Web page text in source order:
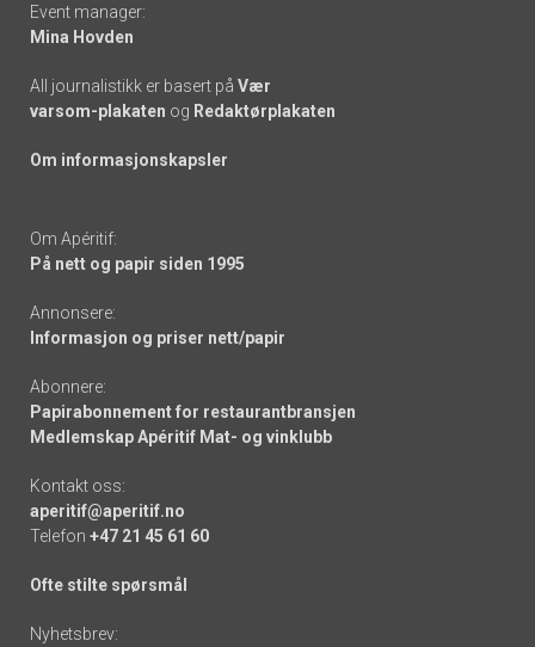
Event manager:
Mina Hovden
All journalistikk er basert på Vær
varsom-plakaten og Redaktørplakaten
Om informasjonskapsler
Om Apéritif:
På nett og papir siden 1995
Annonsere:
Informasjon og priser nett/papir
Abonnere:
Papirabonnement for restaurantbransjen
Medlemskap Apéritif Mat- og vinklubb
Kontakt oss:
aperitif@aperitif.no
Telefon +47 21 45 61 60
Ofte stilte spørsmål
Nyhetsbrev: